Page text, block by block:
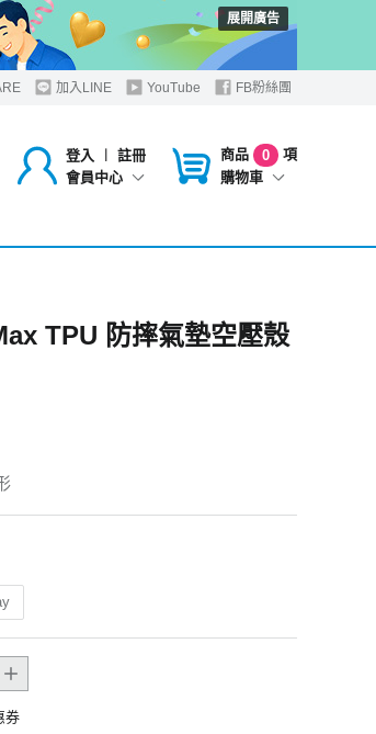
展開廣告
加入LINE YouTube FB粉絲團
登入 ︱
註冊
會員中心
商品 0
項
購物車
TPU 防摔氣墊空壓殼
券